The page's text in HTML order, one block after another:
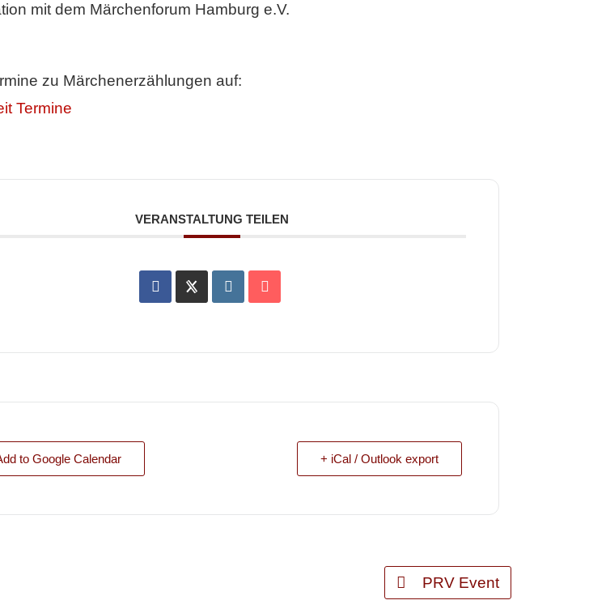
mit dem Märchenforum Hamburg e.V.
zu Märchenerzählungen auf:
Termine
VERANSTALTUNG TEILEN
to Google Calendar + iCal / Outlook export
PRV Event